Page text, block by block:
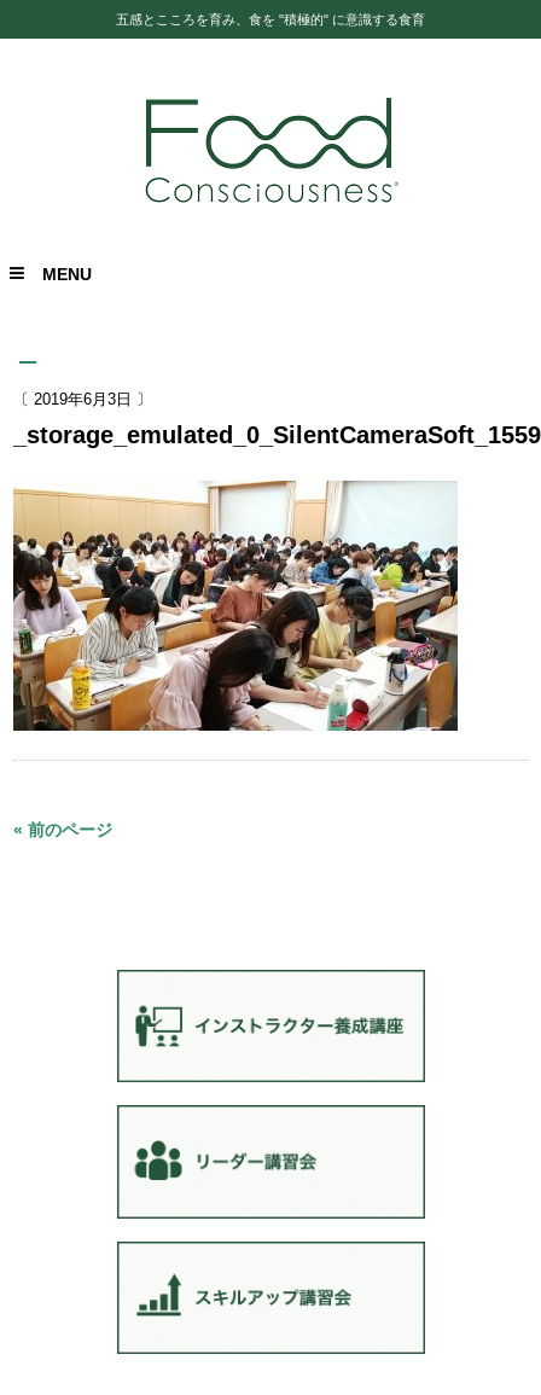
五感とこころを育み、食を "積極的" に意識する食育
MENU
〔 2019年6月3日 〕
« 前のページ